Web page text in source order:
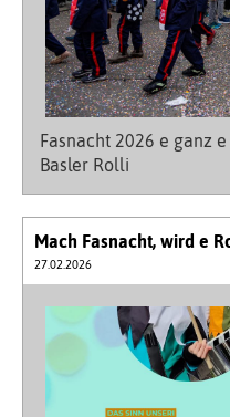
Fasnacht 2026 e ganz
Basler Rolli
Mach Fasnacht, wird e
27.02.2026